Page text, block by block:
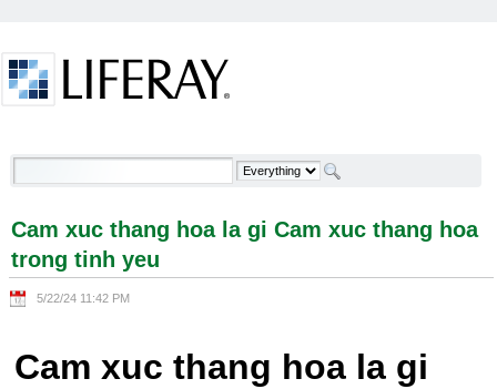
Cam xuc thang hoa la gi Cam xuc thang hoa trong
Cam xuc thang hoa la gi Cam xuc thang hoa
trong tinh yeu
5/22/24 11:42 PM
Cam xuc thang hoa la gi